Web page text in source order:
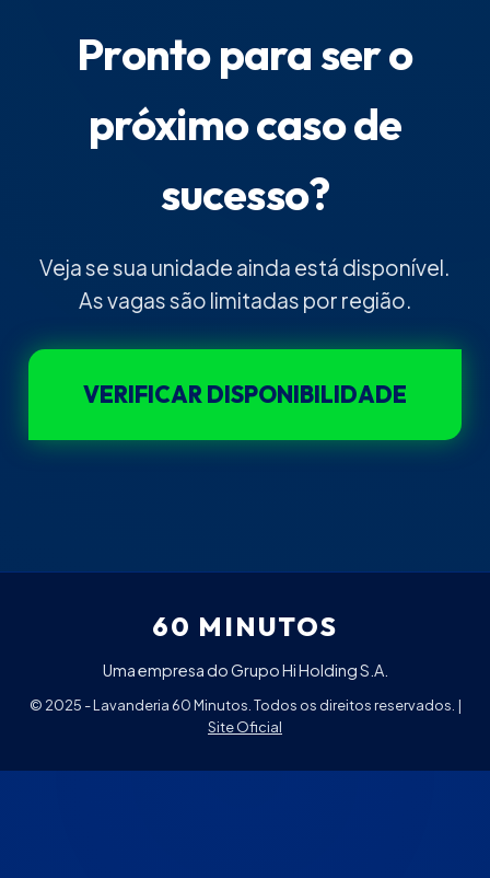
Pronto para ser o
próximo caso de
sucesso?
Veja se sua unidade ainda está disponível.
As vagas são limitadas por região.
VERIFICAR DISPONIBILIDADE
60 MINUTOS
Uma empresa do Grupo Hi Holding S.A.
© 2025 - Lavanderia 60 Minutos. Todos os direitos reservados. |
Site Oficial